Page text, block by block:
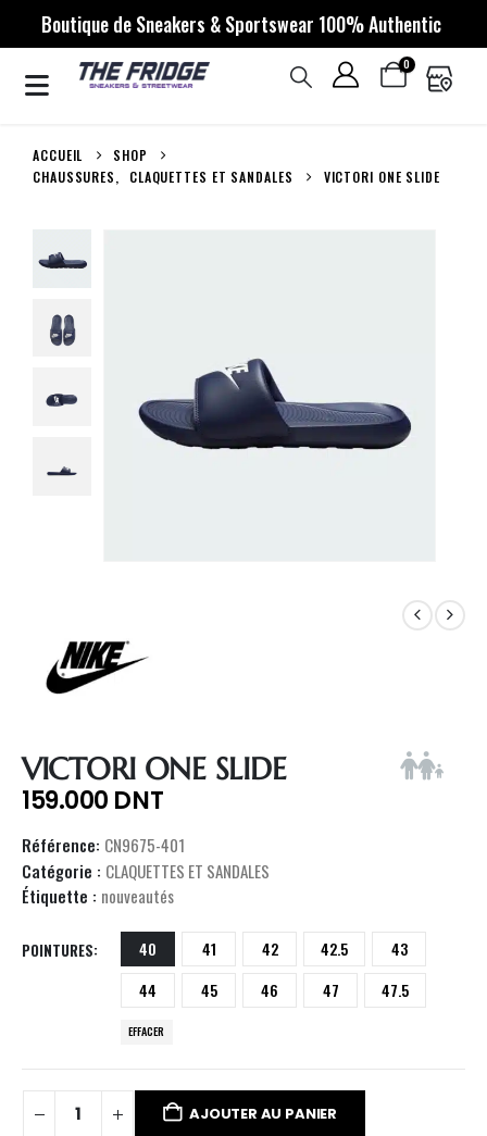
Boutique de Sneakers & Sportswear 100% Authentic
0
ACCUEIL
SHOP
CHAUSSURES, CLAQUETTES ET SANDALES VICTORI ONE SLIDE
VICTORI ONE SLIDE
159.000 DNT
Référence: CN9675-401
Catégorie : CLAQUETTES ET SANDALES
Étiquette : nouveautés
POINTURES 40 41 42 42.5
43
44
45 46 47 47.5
EFFACER
AJOUTER AU PANIER